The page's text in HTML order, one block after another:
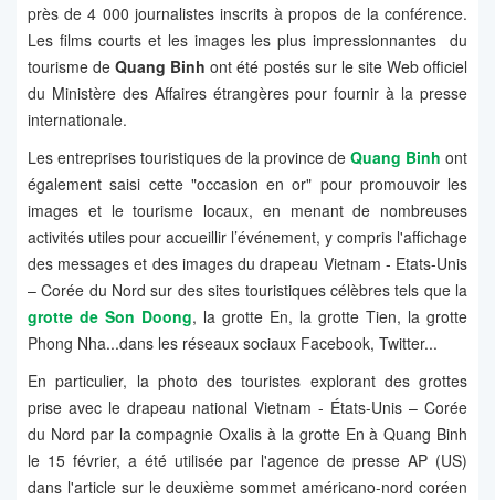
près de 4 000 journalistes inscrits à propos de la conférence.
Les films courts et les images les plus impressionnantes du
tourisme deQuang Binh ont été postés sur le site Web officiel
du Ministère des Affaires étrangères pour fournir à la presse
internationale.
Les entreprises touristiques de la province de Quang Binh ont
également saisi cette "occasion en or" pour promouvoir les
images et le tourisme locaux, en menant de nombreuses
activités utiles pour accueillir l’événement, y compris l'affichage
des messages et des images du drapeau Vietnam - Etats-Unis
– Corée du Nord sur des sites touristiques célèbres tels que la
grotte de Son Doong, la grotte En, la grotte Tien, la grotte
Phong Nha...dans les réseaux sociaux Facebook, Twitter...
En particulier, la photo des touristes explorant des grottes
prise avec le drapeau national Vietnam - États-Unis – Corée
du Nord par la compagnie Oxalis à la grotte En à Quang Binh
le 15 février, a été utilisée par l'agence de presse AP (US)
dans l'article sur le deuxième sommet américano-nord coréen